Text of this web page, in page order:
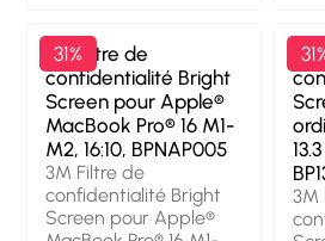
la
de
31%
3M Filtre de
confidentialité Bright
Screen pour Apple®
MacBook Pro® 16 M1-
M2, 16:10, BPNAP005
3M Filtre de
confidentialité Bright
Screen pour Apple®
3M